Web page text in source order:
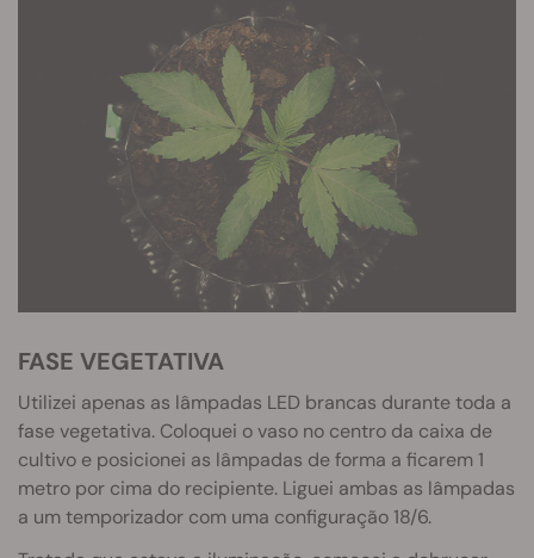
FASE VEGETATIVA
Utilizei apenas as lâmpadas LED brancas durante toda a
fase vegetativa. Coloquei o vaso no centro da caixa de
cultivo e posicionei as lâmpadas de forma a ficarem 1
metro por cima do recipiente. Liguei ambas as lâmpadas
a um temporizador com uma configuração 18/6.